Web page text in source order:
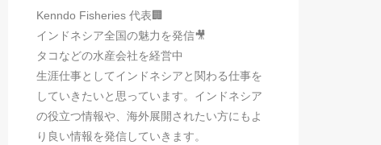
Kenndo Fisheries 代表🏢
インドネシア全国の魅力を発信🎥
タコなどの水産会社を経営中
生涯仕事としてインドネシアと関わる仕事を
していきたいと思っています。インドネシア
の役立つ情報や、海外展開されたい方にもよ
り良い情報を発信していきます。